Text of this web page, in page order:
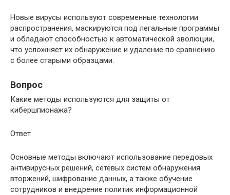
Новые вирусы используют современные технологии
распространения, маскируются под легальные программы
и обладают способностью к автоматической эволюции,
что усложняет их обнаружение и удаление по сравнению
с более старыми образцами.
Вопрос
Какие методы используются для защиты от
кибершпионажа?
Ответ
Основные методы включают использование передовых
антивирусных решений, сетевых систем обнаружения
вторжений, шифрование данных, а также обучение
сотрудников и внедрение политик информационной